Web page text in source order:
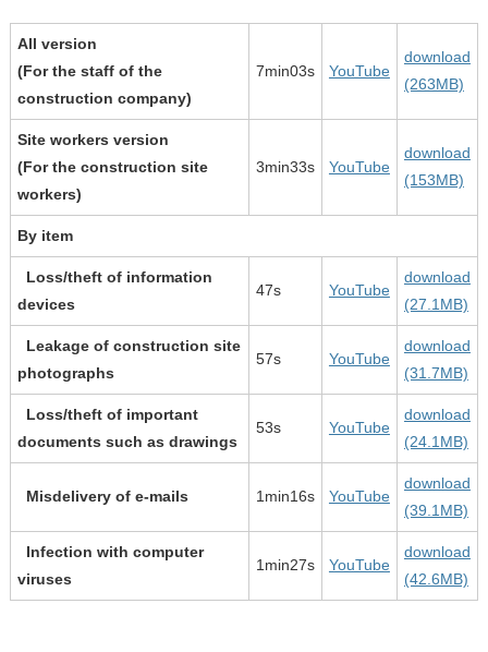
All version
(For the staff of the
construction company)
7min03s YouTube
download
(263MB)
Site workers version
(For the construction site
workers)
3min33s YouTube
download
(153MB)
By item
Loss/theft of information
devices
47s YouTube
download
(27.1MB)
Leakage of construction site
photographs
57s YouTube
download
(31.7MB)
Loss/theft of important
documents such as drawings
53s YouTube
download
(24.1MB)
Misdelivery of e-mails 1min16s YouTube
download
(39.1MB)
Infection with computer
viruses
1min27s YouTube
download
(42.6MB)